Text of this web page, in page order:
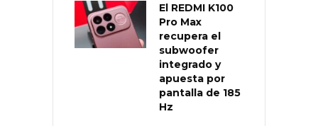
El REDMI K100
Pro Max
recupera el
subwoofer
integrado y
apuesta por
pantalla de 185
Hz